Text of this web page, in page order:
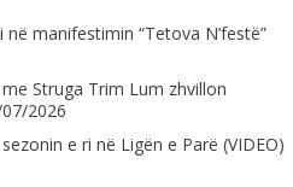
manifestimin “Tetova N’festë”
Struga Trim Lum zhvillon
2026
e ri në Ligën e Parë (VIDEO)